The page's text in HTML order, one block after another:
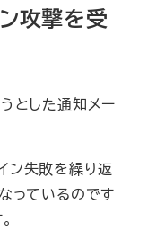
攻撃を受
とした通知メー
ン失敗を繰り返
っているのです